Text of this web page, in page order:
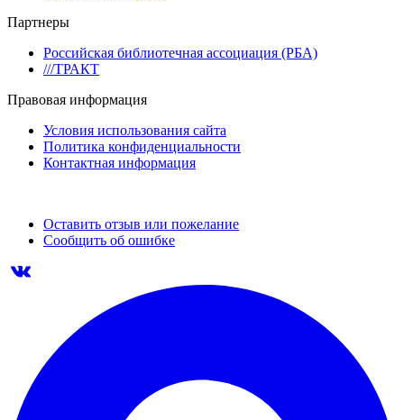
Партнеры
Российская библиотечная ассоциация (РБА)
///ТРАКТ
Правовая информация
Условия использования сайта
Политика конфиденциальности
Контактная информация
Оставить отзыв или пожелание
Сообщить об ошибке